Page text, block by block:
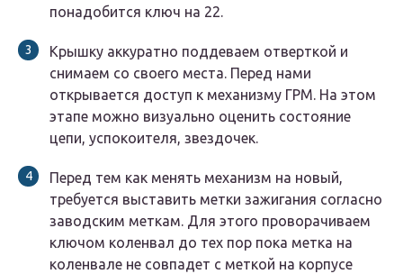
понадобится ключ на 22.
Крышку аккуратно поддеваем отверткой и
снимаем со своего места. Перед нами
открывается доступ к механизму ГРМ. На этом
этапе можно визуально оценить состояние
цепи, успокоителя, звездочек.
Перед тем как менять механизм на новый,
требуется выставить метки зажигания согласно
заводским меткам. Для этого проворачиваем
ключом коленвал до тех пор пока метка на
коленвале не совпадет с меткой на корпусе